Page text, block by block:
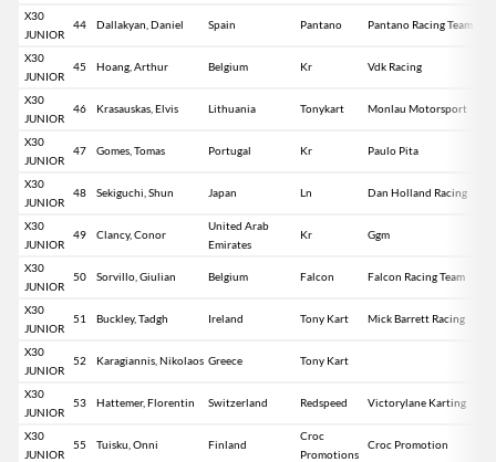
X30
JUNIOR
44 Dallakyan, Daniel Spain Pantano Pantano Racing Team
X30
JUNIOR
45 Hoang, Arthur Belgium Kr Vdk Racing
X30
JUNIOR
46 Krasauskas, Elvis Lithuania Tonykart Monlau Motorsport
X30
JUNIOR
47 Gomes, Tomas Portugal Kr Paulo Pita
X30
JUNIOR
48 Sekiguchi, Shun Japan Ln Dan Holland Racing
X30
JUNIOR
49 Clancy, Conor
United Arab
Emirates
Kr Ggm
X30
JUNIOR
50 Sorvillo, Giulian Belgium Falcon Falcon Racing Team
X30
JUNIOR
51 Buckley, Tadgh Ireland Tony Kart Mick Barrett Racing
X30
JUNIOR
52 Karagiannis, Nikolaos Greece Tony Kart
X30
JUNIOR
53 Hattemer, Florentin Switzerland Redspeed Victorylane Karting
X30
JUNIOR
55 Tuisku, Onni Finland
Croc
Promotions
Croc Promotion